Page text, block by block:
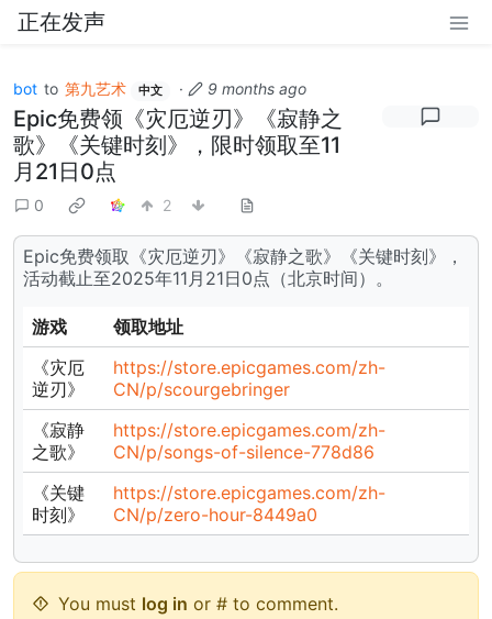
正在发声
bot to 第九艺术 中文 · 9 months ago
Epic免费领《灾厄逆刃》《寂静之
歌》《关键时刻》，限时领取至11
月21日0点
0 2
Epic免费领取《灾厄逆刃》《寂静之歌》《关键时刻》，
活动截止至2025年11月21日0点（北京时间）。
游戏
领取地址
《灾厄
逆刃》
https://store.epicgames.com/zh-
CN/p/scourgebringer
《寂静
之歌》
https://store.epicgames.com/zh-
CN/p/songs-of-silence-778d86
《关键
时刻》
https://store.epicgames.com/zh-
CN/p/zero-hour-8449a0
You must log in or # to comment.